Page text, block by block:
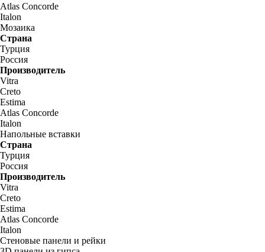
Atlas Concorde
Italon
Мозаика
Страна
Турция
Россия
Производитель
Vitra
Creto
Estima
Atlas Concorde
Italon
Напольные вставки
Страна
Турция
Россия
Производитель
Vitra
Creto
Estima
Atlas Concorde
Italon
Стеновые панели и рейки